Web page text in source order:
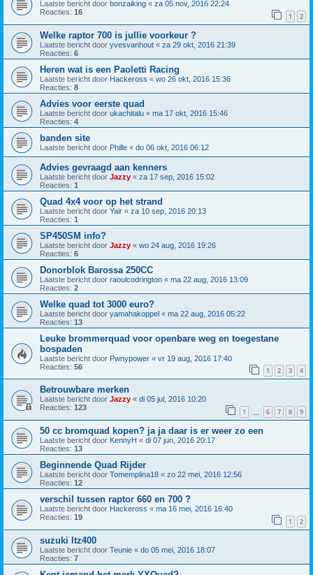
Laatste bericht door bonzaiking « za 05 nov, 2016 22:24
Reacties: 16 1 2
Welke raptor 700 is jullie voorkeur ?
Laatste bericht door yvesvanhout « za 29 okt, 2016 21:39
Reacties: 6
Heren wat is een Paoletti Racing
Laatste bericht door Hackeross « wo 26 okt, 2016 15:36
Reacties: 8
Advies voor eerste quad
Laatste bericht door ukachitalu « ma 17 okt, 2016 15:46
Reacties: 4
banden site
Laatste bericht door Phille « do 06 okt, 2016 06:12
Advies gevraagd aan kenners
Laatste bericht door Jazzy « za 17 sep, 2016 15:02
Reacties: 1
Quad 4x4 voor op het strand
Laatste bericht door Yair « za 10 sep, 2016 20:13
Reacties: 1
SP450SM info?
Laatste bericht door Jazzy « wo 24 aug, 2016 19:26
Reacties: 6
Donorblok Barossa 250CC
Laatste bericht door raoulcodrington « ma 22 aug, 2016 13:09
Reacties: 2
Welke quad tot 3000 euro?
Laatste bericht door yamahakoppel « ma 22 aug, 2016 05:22
Reacties: 13
Leuke brommerquad voor openbare weg en toegestane
bospaden
Laatste bericht door Pwnypower « vr 19 aug, 2016 17:40
Reacties: 56 1 2 3 4
Betrouwbare merken
Laatste bericht door Jazzy « di 05 jul, 2016 10:20
Reacties: 123 1 6 7 8 9
50 cc bromquad kopen? ja ja daar is er weer zo een
Laatste bericht door KennyH « di 07 jun, 2016 20:17
Reacties: 13
Beginnende Quad Rijder
Laatste bericht door Tomemplina18 « zo 22 mei, 2016 12:56
Reacties: 12
verschil tussen raptor 660 en 700 ?
Laatste bericht door Hackeross « ma 16 mei, 2016 16:40
Reacties: 19 1 2
suzuki ltz400
Laatste bericht door Teunie « do 05 mei, 2016 18:07
Reacties: 7